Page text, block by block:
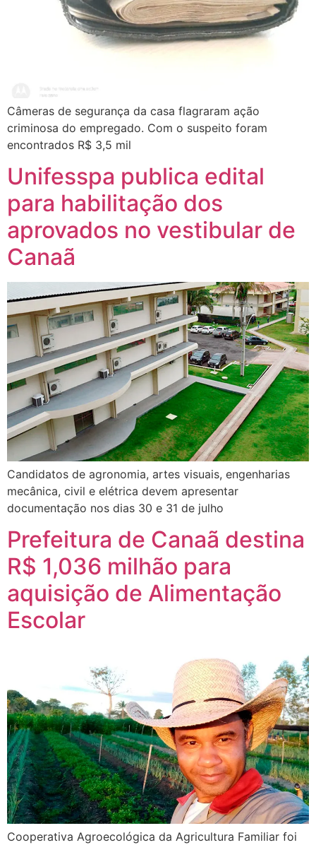
Câmeras de segurança da casa flagraram ação
criminosa do empregado. Com o suspeito foram
encontrados R$ 3,5 mil
Unifesspa publica edital
para habilitação dos
aprovados no vestibular de
Canaã
Candidatos de agronomia, artes visuais, engenharias
mecânica, civil e elétrica devem apresentar
documentação nos dias 30 e 31 de julho
Prefeitura de Canaã destina
R$ 1,036 milhão para
aquisição de Alimentação
Escolar
Cooperativa Agroecológica da Agricultura Familiar foi